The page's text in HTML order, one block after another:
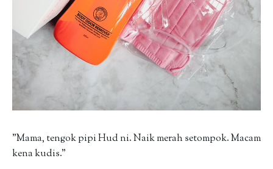
"Mama, tengok pipi Hud ni. Naik merah setompok. Macam
kena kudis."